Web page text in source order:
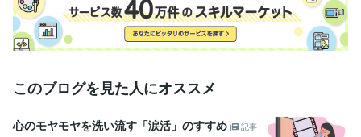
このブログを見た人にオススメ
心のモヤモヤを洗い流す「涙活」のすすめ
記事